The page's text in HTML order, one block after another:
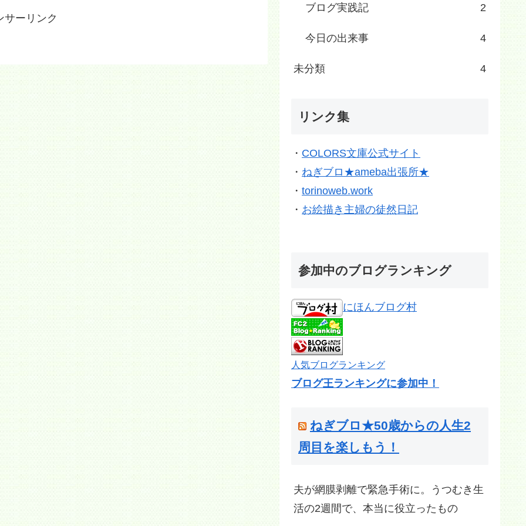
サーリンク
ブログ実践記 2
今日の出来事 4
未分類 4
リンク集
・ COLORS文庫公式サイト
・ ねぎブロ★ameba出張所★
・ torinoweb.work
・ お絵描き主婦の徒然日記
参加中のブログランキング
にほんブログ村
人気ブログランキング
ブログ王ランキングに参加中！
ねぎブロ★50歳からの人生2
周目を楽しもう！
夫が網膜剥離で緊急手術に。うつむき生
活の2週間で、本当に役立ったもの